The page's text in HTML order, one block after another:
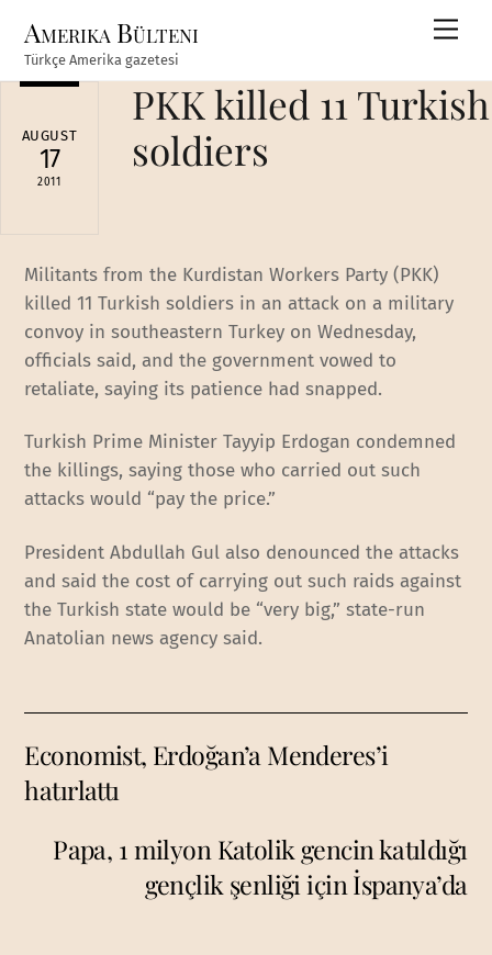
content
Amerika Bülteni
Türkçe Amerika gazetesi
AUGUST
17
2011
PKK killed 11 Turkish
soldiers
Militants from the Kurdistan Workers Party (PKK)
killed 11 Turkish soldiers in an attack on a military
convoy in southeastern Turkey on Wednesday,
officials said, and the government vowed to
retaliate, saying its patience had snapped.
Turkish Prime Minister Tayyip Erdogan condemned
the killings, saying those who carried out such
attacks would “pay the price.”
President Abdullah Gul also denounced the attacks
and said the cost of carrying out such raids against
the Turkish state would be “very big,” state-run
Anatolian news agency said.
Economist, Erdoğan’a Menderes’i
hatırlattı
Papa, 1 milyon Katolik gencin katıldığı
gençlik şenliği için İspanya’da